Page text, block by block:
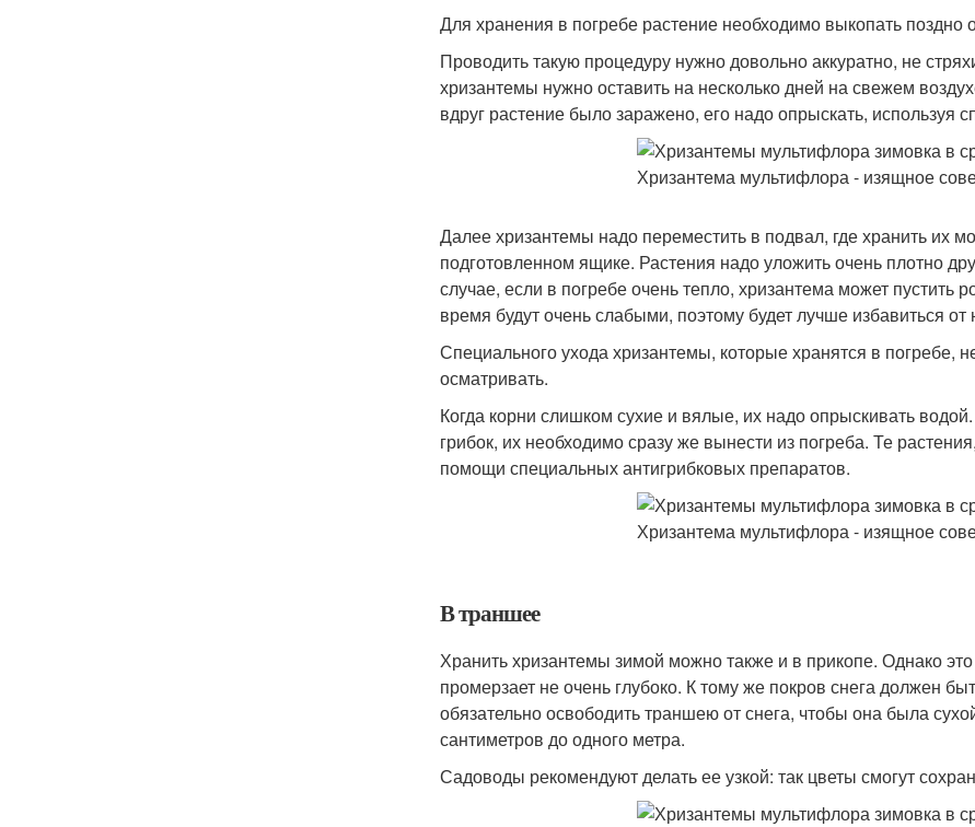
Для хранения в погребе растение необходимо выкопать поздно
Проводить такую процедуру нужно довольно аккуратно, не
хризантемы нужно оставить на несколько дней на свежем
вдруг растение было заражено, его надо опрыскать, используя
Далее хризантемы надо переместить в подвал, где хранить их
подготовленном ящике. Растения надо уложить очень плотно
случае, если в погребе очень тепло, хризантема может
время будут очень слабыми, поэтому будет лучше избавиться от
Специального ухода хризантемы, которые хранятся в погребе,
осматривать.
Когда корни слишком сухие и вялые, их надо опрыскивать
грибок, их необходимо сразу же вынести из погреба. Те
помощи специальных антигрибковых препаратов.
В траншее
Хранить хризантемы зимой можно также и в прикопе. Однако
промерзает не очень глубоко. К тому же покров снега должен
обязательно освободить траншею от снега, чтобы она была
сантиметров до одного метра.
Садоводы рекомендуют делать ее узкой: так цветы смогут